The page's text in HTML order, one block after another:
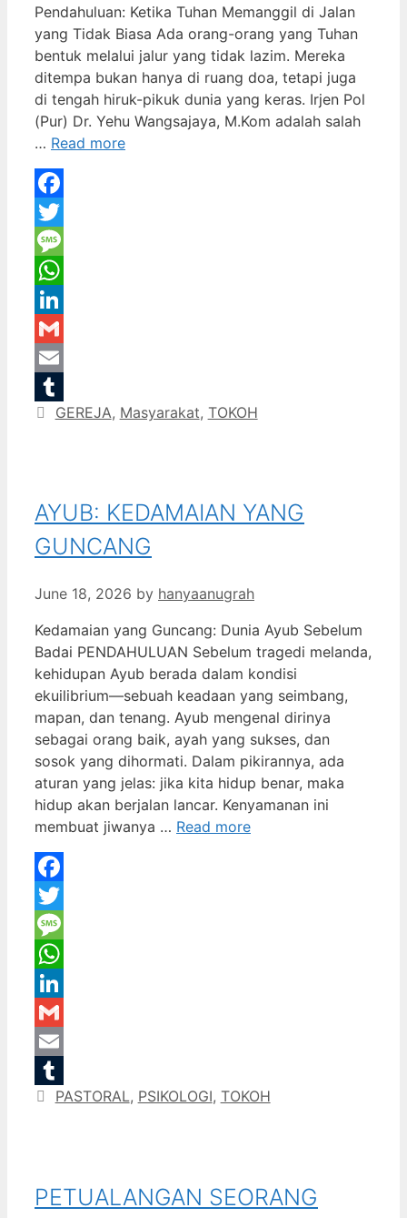
Pendahuluan: Ketika Tuhan Memanggil di Jalan
yang Tidak Biasa Ada orang-orang yang Tuhan
bentuk melalui jalur yang tidak lazim. Mereka
ditempa bukan hanya di ruang doa, tetapi juga
di tengah hiruk-pikuk dunia yang keras. Irjen Pol
(Pur) Dr. Yehu Wangsajaya, M.Kom adalah salah
… Read more
Facebook
Twitter
Message
WhatsApp
LinkedIn
Gmail
Email
Tumblr
Categories
GEREJA, Masyarakat, TOKOH
AYUB: KEDAMAIAN YANG
GUNCANG
June 18, 2026 by hanyaanugrah
Kedamaian yang Guncang: Dunia Ayub Sebelum
Badai PENDAHULUAN Sebelum tragedi melanda,
kehidupan Ayub berada dalam kondisi
ekuilibrium—sebuah keadaan yang seimbang,
mapan, dan tenang. Ayub mengenal dirinya
sebagai orang baik, ayah yang sukses, dan
sosok yang dihormati. Dalam pikirannya, ada
aturan yang jelas: jika kita hidup benar, maka
hidup akan berjalan lancar. Kenyamanan ini
membuat jiwanya … Read more
Facebook
Twitter
Message
WhatsApp
LinkedIn
Gmail
Email
Tumblr
Categories
PASTORAL, PSIKOLOGI, TOKOH
PETUALANGAN SEORANG